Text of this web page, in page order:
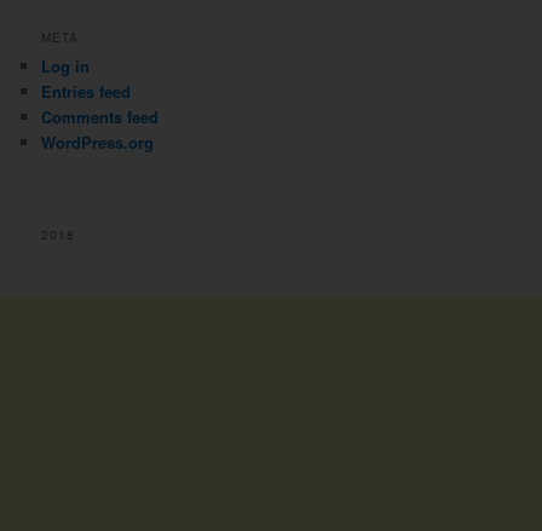
META
Log in
Entries feed
Comments feed
WordPress.org
2018